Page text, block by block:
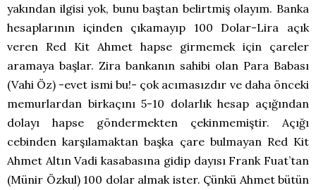
yakından ilgisi yok, bunu baştan belirtmiş olayım. Banka
hesaplarının içinden çıkamayıp 100 Dolar-Lira açık
veren Red Kit Ahmet hapse girmemek için çareler
aramaya başlar. Zira bankanın sahibi olan Para Babası
(Vahi Öz) -evet ismi bu!- çok acımasızdır ve daha önceki
memurlardan birkaçını 5-10 dolarlık hesap açığından
dolayı hapse göndermekten çekinmemiştir. Açığı
cebinden karşılamaktan başka çare bulmayan Red Kit
Ahmet Altın Vadi kasabasına gidip dayısı Frank Fuat’tan
(Münir Özkul) 100 dolar almak ister. Çünkü Ahmet bütün